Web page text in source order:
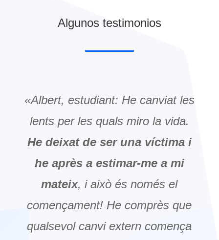
Algunos testimonios
«Albert, estudiant: He canviat les
lents per les quals miro la vida.
He deixat de ser una víctima i
he après a estimar-me a mi
mateix, i això és només el
començament! He comprès que
qualsevol canvi extern comença